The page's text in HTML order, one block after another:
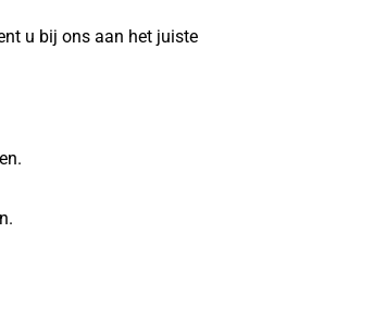
u bij ons aan het juiste